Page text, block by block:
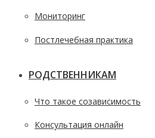
Мониторинг
Постлечебная практика
РОДСТВЕННИКАМ
Что такое созависимость
Консультация онлайн